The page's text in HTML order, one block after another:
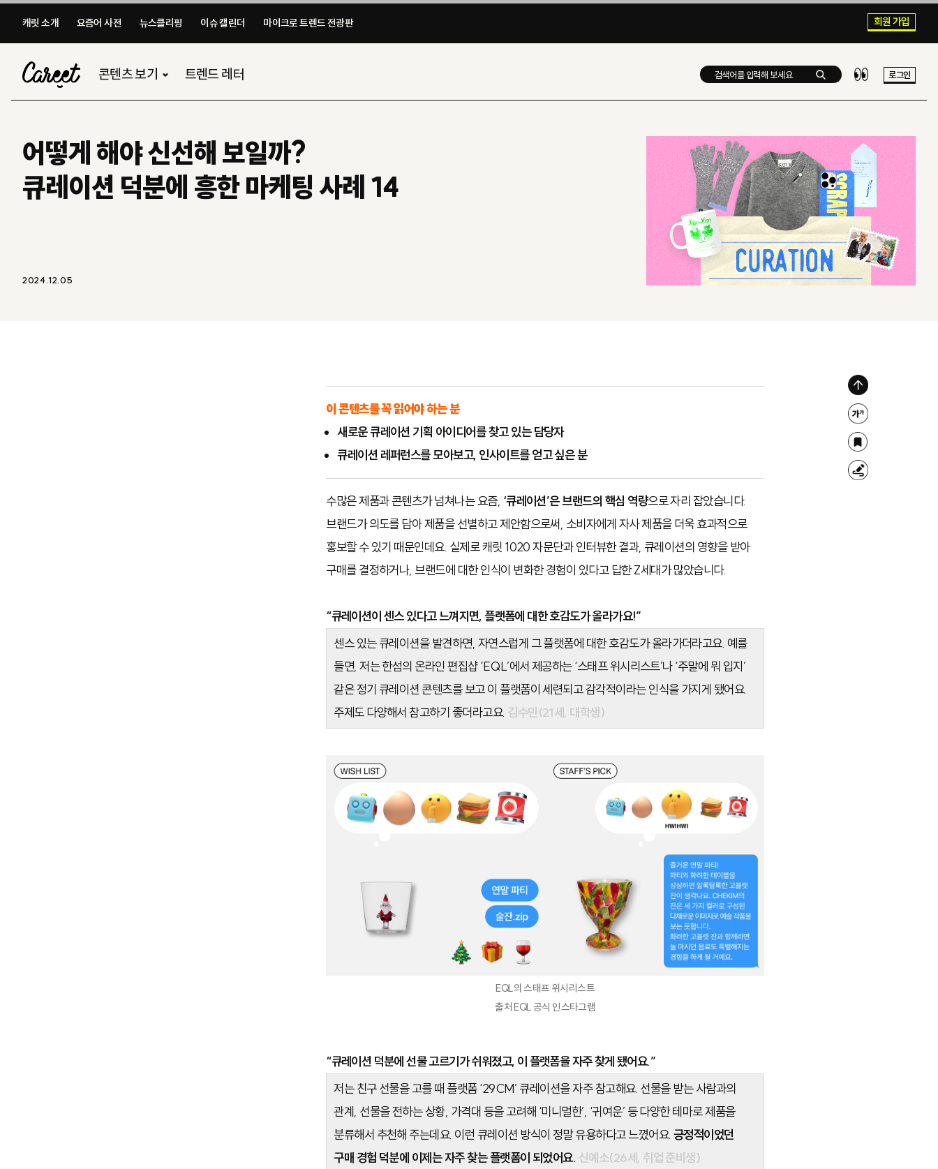
캐릿 소개 요즘어 사전 뉴스클리핑 이슈 캘린더 마이크로 트렌드 전광판​ 회원 가입
콘텐츠 보기 트렌드 레터 로그인
어떻게 해야 신선해 보일까?
큐레이션 덕분에 흥한 마케팅 사례 14
2024.12.05
이 콘텐츠를 꼭 읽어야 하는 분
새로운 큐레이션 기획 아이디어를 찾고 있는 담당자
큐레이션 레퍼런스를 모아보고, 인사이트를 얻고 싶은 분
수많은 제품과 콘텐츠가 넘쳐나는 요즘, ‘큐레이션’은 브랜드의 핵심 역량으로 자리 잡았습니다.
브랜드가 의도를 담아 제품을 선별하고 제안함으로써, 소비자에게 자사 제품을 더욱 효과적으로
홍보할 수 있기 때문인데요. 실제로 캐릿 1020 자문단과 인터뷰한 결과, 큐레이션의 영향을 받아
구매를 결정하거나, 브랜드에 대한 인식이 변화한 경험이 있다고 답한 Z세대가 많았습니다.
“큐레이션이 센스 있다고 느껴지면, 플랫폼에 대한 호감도가 올라가요!”
센스 있는 큐레이션을 발견하면, 자연스럽게 그 플랫폼에 대한 호감도가 올라가더라고요. 예를
들면, 저는 한섬의 온라인 편집샵‘EQL’에서 제공하는‘스태프 위시리스트’나 ‘주말에 뭐 입지’
같은 정기 큐레이션 콘텐츠를 보고 이 플랫폼이 세련되고 감각적이라는 인식을 가지게 됐어요.
주제도 다양해서 참고하기 좋더라고요. 김수민(21세, 대학생)
EQL의 스태프 위시리스트
출처 EQL 공식 인스타그램
“큐레이션 덕분에 선물 고르기가 쉬워졌고, 이 플랫폼을 자주 찾게 됐어요.”
저는 친구 선물을 고를 때 플랫폼‘29CM’ 큐레이션을 자주 참고해요. 선물을 받는 사람과의
관계, 선물을 전하는 상황, 가격대 등을 고려해 ‘미니멀한’, ‘귀여운’ 등 다양한 테마로 제품을
분류해서 추천해 주는데요. 이런 큐레이션 방식이 정말 유용하다고 느꼈어요.긍정적이었던
구매 경험 덕분에 이제는 자주 찾는 플랫폼이 되었어요. 신예소(26세, 취업 준비생)
위
로
가
기
글
자
크
기
북
마
형